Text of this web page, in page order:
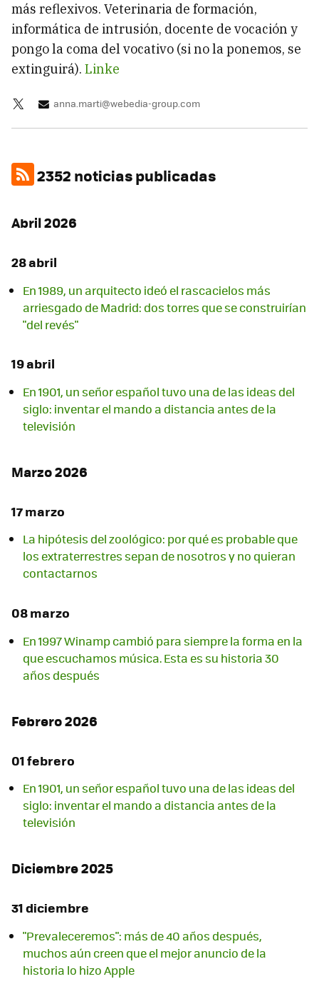
más reflexivos. Veterinaria de formación,
informática de intrusión, docente de vocación y
pongo la coma del vocativo (si no la ponemos, se
extinguirá). Linke
anna.marti@webedia-group.com
2352 noticias publicadas
Abril 2026
28 abril
En 1989, un arquitecto ideó el rascacielos más
arriesgado de Madrid: dos torres que se construirían
"del revés"
19 abril
En 1901, un señor español tuvo una de las ideas del
siglo: inventar el mando a distancia antes de la
televisión
Marzo 2026
17 marzo
La hipótesis del zoológico: por qué es probable que
los extraterrestres sepan de nosotros y no quieran
contactarnos
08 marzo
En 1997 Winamp cambió para siempre la forma en la
que escuchamos música. Esta es su historia 30
años después
Febrero 2026
01 febrero
En 1901, un señor español tuvo una de las ideas del
siglo: inventar el mando a distancia antes de la
televisión
Diciembre 2025
31 diciembre
"Prevaleceremos": más de 40 años después,
muchos aún creen que el mejor anuncio de la
historia lo hizo Apple